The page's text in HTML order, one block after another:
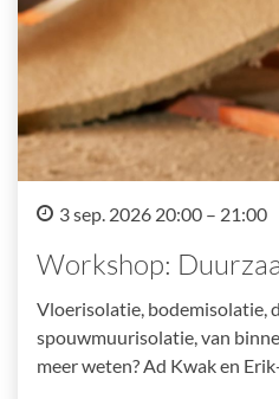
3 sep. 2026 20:00 – 21:00
Workshop:
Vloerisolatie, bodemisolatie,
spouwmuurisolatie, van
meer weten? Ad Kwak en